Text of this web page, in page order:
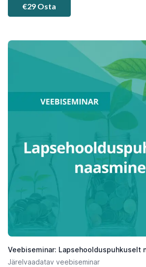
€29 Osta
Veebiseminar: Lapsehoolduspuhkuselt
Järelvaadatav veebiseminar